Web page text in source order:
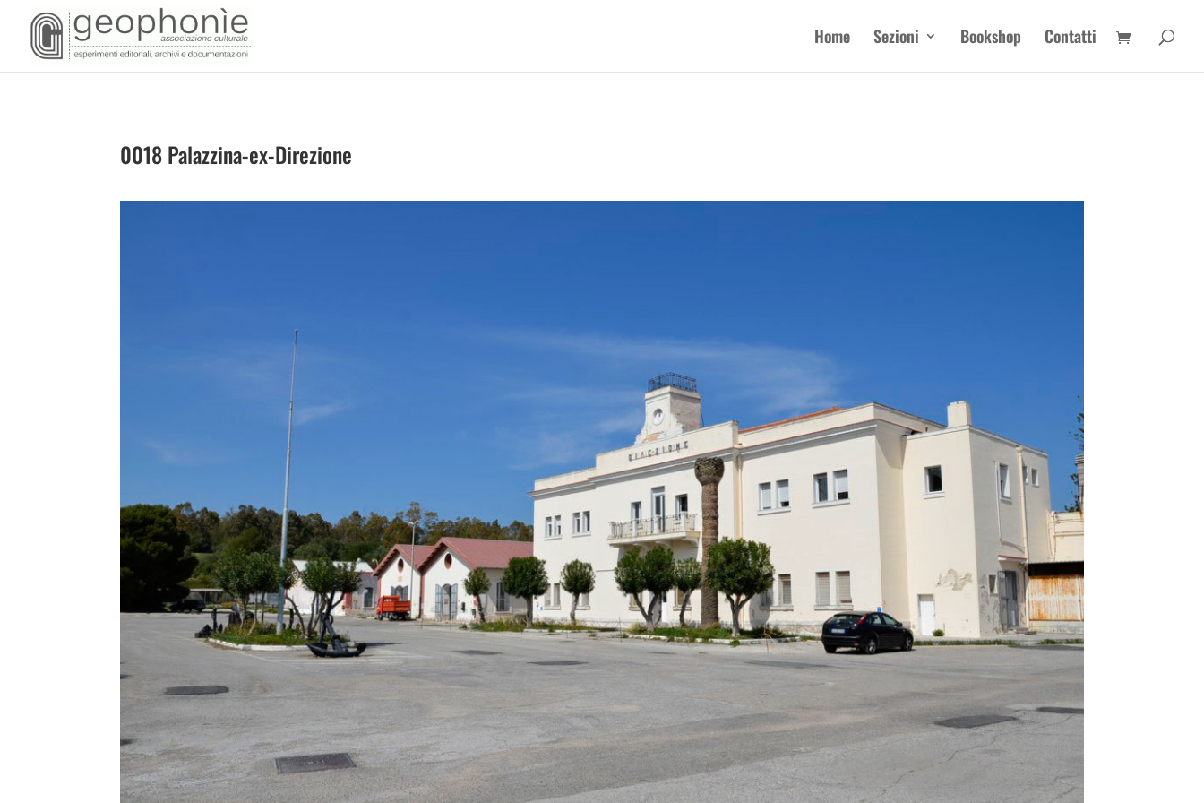
Home Sezioni Bookshop Contatti
0018 Palazzina-ex-Direzione